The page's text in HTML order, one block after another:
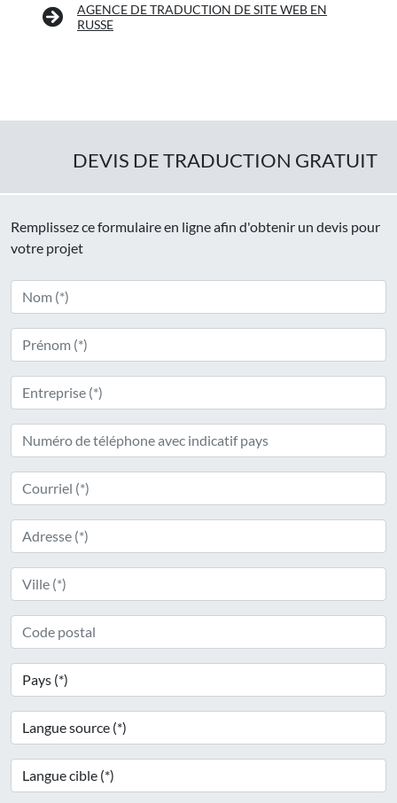
AGENCE DE TRADUCTION DE SITE WEB EN
RUSSE
DEVIS DE TRADUCTION GRATUIT
Remplissez ce formulaire en ligne afin d'obtenir un devis pour
votre projet